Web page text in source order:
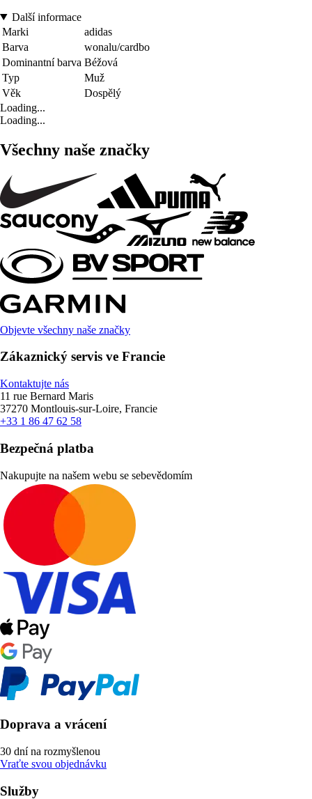
Další informace
Marki
adidas
Barva
wonalu/cardbo
Dominantní barva Béžová
Typ
Muž
Věk
Dospělý
Loading...
Loading...
Všechny naše značky
Objevte všechny naše značky
Zákaznický servis ve Francie
Kontaktujte nás
11 rue Bernard Maris
37270 Montlouis-sur-Loire, Francie
+33 1 86 47 62 58
Bezpečná platba
Nakupujte na našem webu se sebevědomím
Doprava a vrácení
30 dní na rozmyšlenou
Vraťte svou objednávku
Služby